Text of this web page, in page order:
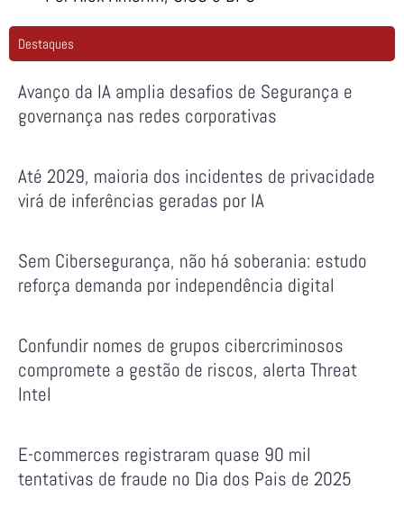
Destaques
Avanço da IA amplia desafios de Segurança e
governança nas redes corporativas
Até 2029, maioria dos incidentes de privacidade
virá de inferências geradas por IA
Sem Cibersegurança, não há soberania: estudo
reforça demanda por independência digital
Confundir nomes de grupos cibercriminosos
compromete a gestão de riscos, alerta Threat
Intel
E-commerces registraram quase 90 mil
tentativas de fraude no Dia dos Pais de 2025